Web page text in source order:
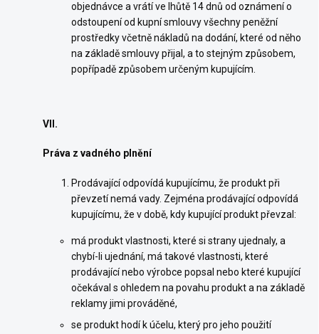
objednávce a vrátí ve lhůtě 14 dnů od oznámení o
odstoupení od kupní smlouvy všechny peněžní
prostředky včetně nákladů na dodání, které od něho
na základě smlouvy přijal, a to stejným způsobem,
popřípadě způsobem určeným kupujícím.
VII.
Práva z vadného plnění
Prodávající odpovídá kupujícímu, že produkt při
převzetí nemá vady. Zejména prodávající odpovídá
kupujícímu, že v době, kdy kupující produkt převzal:
má produkt vlastnosti, které si strany ujednaly, a
chybí-li ujednání, má takové vlastnosti, které
prodávající nebo výrobce popsal nebo které kupující
očekával s ohledem na povahu produkt a na základě
reklamy jimi prováděné,
se produkt hodí k účelu, který pro jeho použití